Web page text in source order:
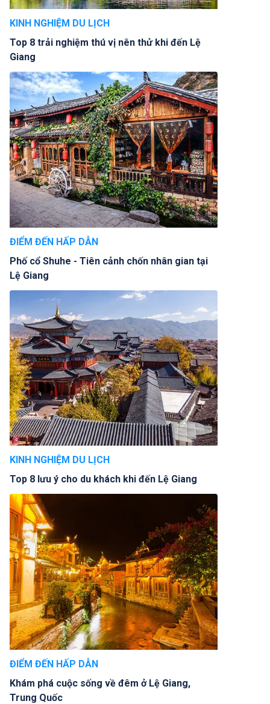
KINH NGHIỆM DU LỊCH
Top 8 trải nghiệm thú vị nên thử khi đến Lệ
Giang
ĐIỂM ĐẾN HẤP DẪN
Phố cổ Shuhe - Tiên cảnh chốn nhân gian tại
Lệ Giang
KINH NGHIỆM DU LỊCH
Top 8 lưu ý cho du khách khi đến Lệ Giang
ĐIỂM ĐẾN HẤP DẪN
Khám phá cuộc sống về đêm ở Lệ Giang,
Trung Quốc